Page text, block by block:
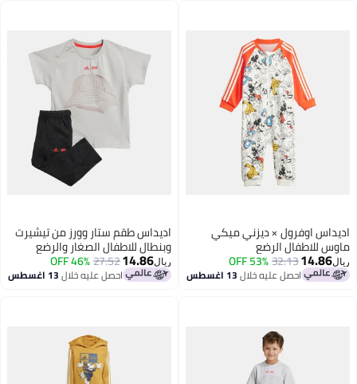
اديداس اوفرول × ديزني ميكي
ماوس للاطفال الرضع
ريال14.86
32.13
53% OFF
احصل عليه خلال13 اغسطس
اديداس طقم ستار وورز من تيشيرت
وبنطال للاطفال الصغار والرضع
ريال14.86
27.52
46% OFF
احصل عليه خلال13 اغسطس